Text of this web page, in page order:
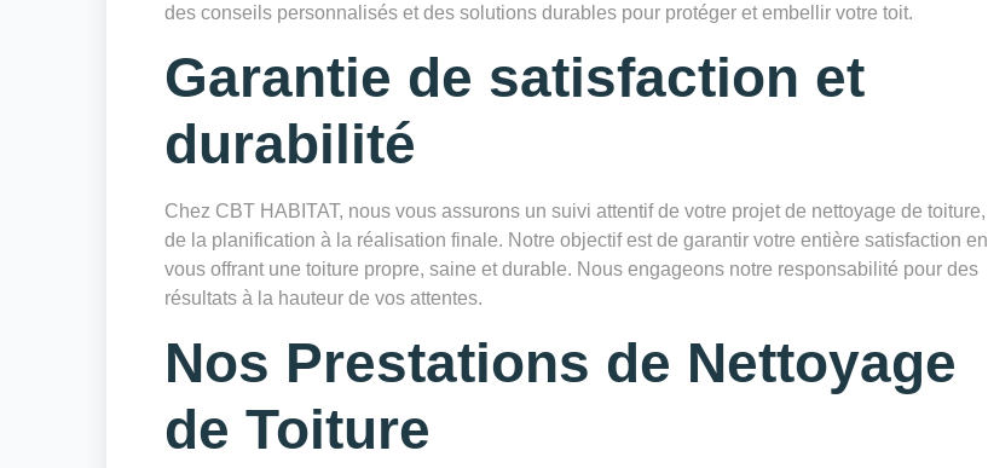
des conseils personnalisés et des solutions durables pour protéger et embellir votre toit.
Garantie de satisfaction et
durabilité
Chez CBT HABITAT, nous vous assurons un suivi attentif de votre projet de nettoyage de toiture,
de la planification à la réalisation finale. Notre objectif est de garantir votre entière satisfaction en
vous offrant une toiture propre, saine et durable. Nous engageons notre responsabilité pour des
résultats à la hauteur de vos attentes.
Nos Prestations de Nettoyage
de Toiture